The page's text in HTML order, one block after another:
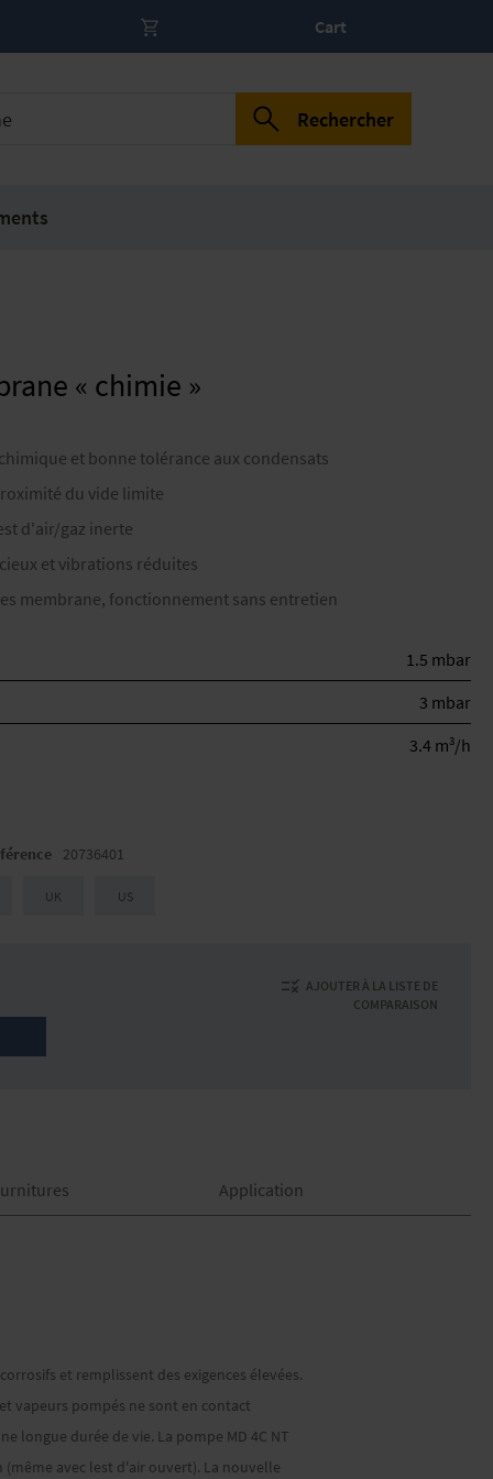
Cart
Rechercher
« chimie »
et bonne tolérance aux condensats
du vide limite
d'air/gaz inerte
et vibrations réduites
membrane, fonctionnement sans entretien
1.5 mbar
3 mbar
3.4 m3/h
20736401
UK US
AJOUTER À LA LISTE DE
COMPARAISON
Application
et remplissent des exigences élevées.
vapeurs pompés ne sont en contact
longue durée de vie. La pompe MD 4C NT
avec lest d'air ouvert). La nouvelle